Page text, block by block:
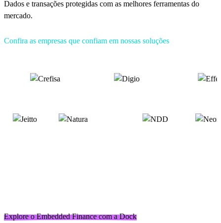
Dados e transações protegidas com as melhores ferramentas do
mercado.
Confira as empresas que confiam em nossas soluções
Explore oEmbedded Financecom a Dock